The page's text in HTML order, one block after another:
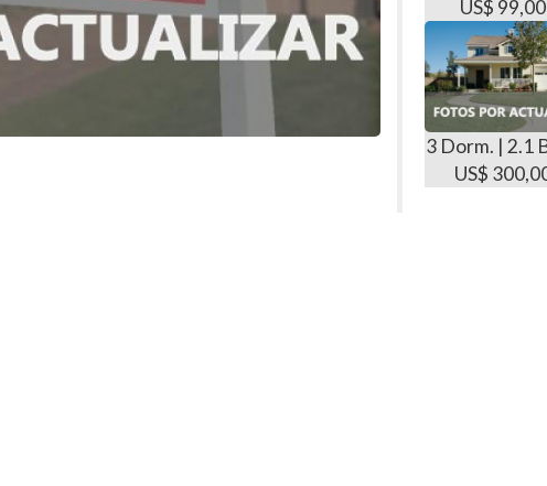
US$
3 Dorm. | 2.1
US$